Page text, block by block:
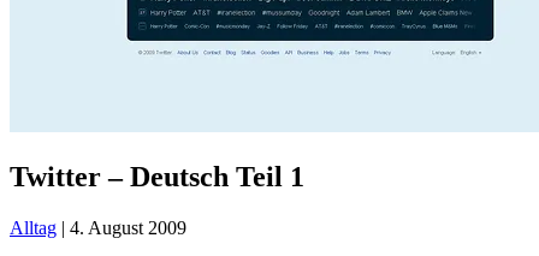
Twitter – Deutsch Teil 1
Alltag | 4. August 2009